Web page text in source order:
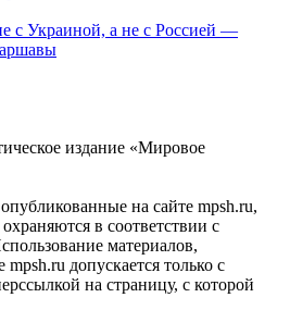
с Украиной, а не с Россией —
издание «Мировое
на сайте mpsh.ru,
в соответствии с
материалов,
допускается только с
на страницу, с которой